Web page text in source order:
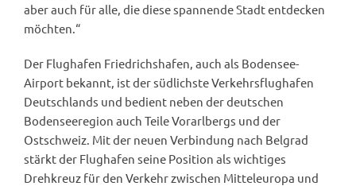
aber auch für alle, die diese spannende Stadt entdecken
möchten.“
Der Flughafen Friedrichshafen, auch als Bodensee-
Airport bekannt, ist der südlichste Verkehrsflughafen
Deutschlands und bedient neben der deutschen
Bodenseeregion auch Teile Vorarlbergs und der
Ostschweiz. Mit der neuen Verbindung nach Belgrad
stärkt der Flughafen seine Position als wichtiges
Drehkreuz für den Verkehr zwischen Mitteleuropa und